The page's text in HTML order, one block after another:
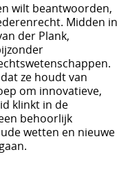
wilt beantwoorden,
Midden in
der Plank,
ze houdt van
om innovatieve,
klinkt in de
behoorlijk
wetten en nieuwe